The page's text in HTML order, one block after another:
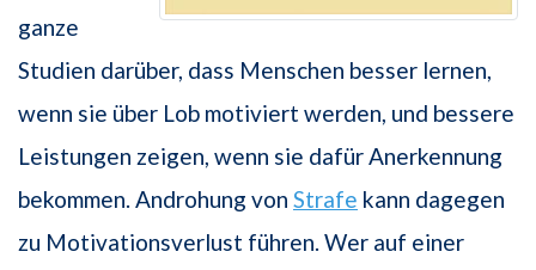
ganze
Studien darüber, dass Menschen besser lernen,
wenn sie über Lob motiviert werden, und bessere
Leistungen zeigen, wenn sie dafür Anerkennung
bekommen. Androhung von Strafe kann dagegen
zu Motivationsverlust führen. Wer auf einer